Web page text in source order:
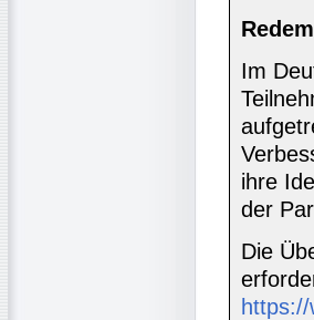
Im
ihre
der
Die